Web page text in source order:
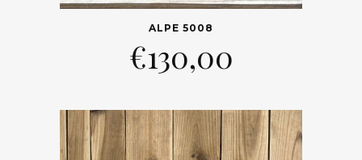
ALPE 5008
€130,00